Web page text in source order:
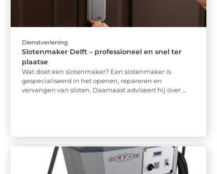
Dienstverlening
Slotenmaker Delft – professioneel en snel ter
plaatse
Wat doet een slotenmaker? Een slotenmaker is
gespecialiseerd in het openen, repareren en
vervangen van sloten. Daarnaast adviseert hij over ...